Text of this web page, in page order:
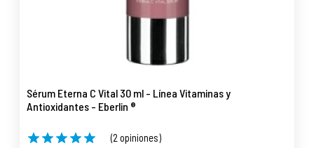
Sérum Eterna C Vital 30 ml - Línea Vitaminas y
Antioxidantes - Eberlin ®
(2 opiniones)